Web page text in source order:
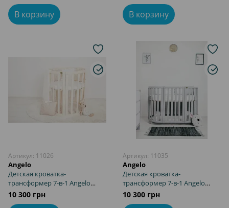
В корзину В корзину
Артикул: 11026
Angelo
Детская кроватка-
трансформер 7-в-1 Angelo
айвори
10 300 грн
Артикул: 11035
Angelo
Детская кроватка-
трансформер 7-в-1 Angelo
серая
10 300 грн